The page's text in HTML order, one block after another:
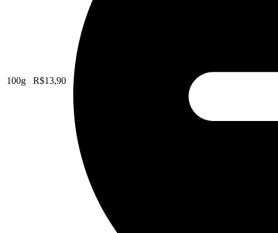
100g R$13,90